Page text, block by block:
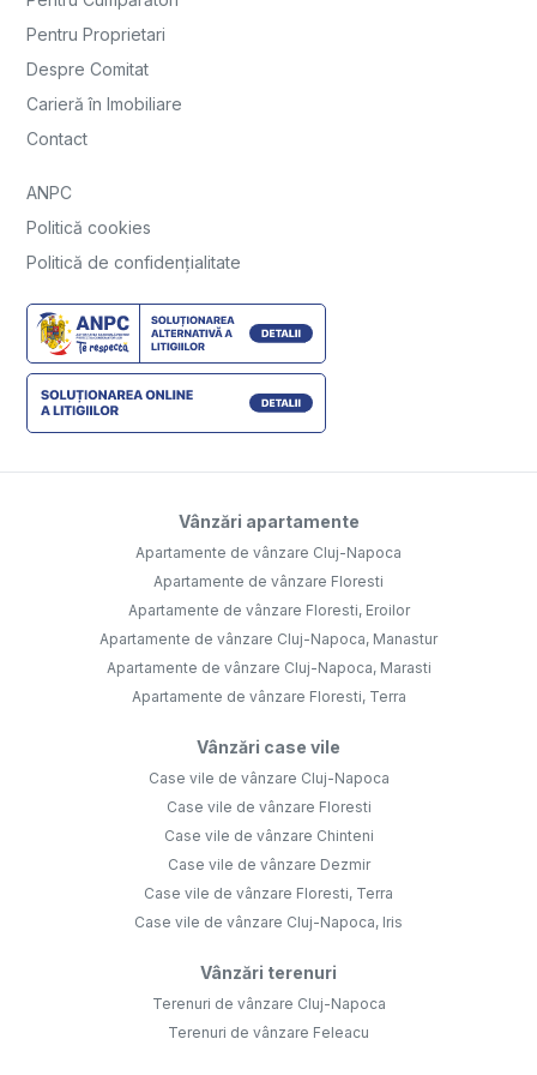
Pentru Proprietari
Despre Comitat
Carieră în Imobiliare
Contact
ANPC
Politică cookies
Politică de confidențialitate
Vânzări apartamente
Apartamente de vânzare Cluj-Napoca
Apartamente de vânzare Floresti
Apartamente de vânzare Floresti, Eroilor
Apartamente de vânzare Cluj-Napoca, Manastur
Apartamente de vânzare Cluj-Napoca, Marasti
Apartamente de vânzare Floresti, Terra
Vânzări case vile
Case vile de vânzare Cluj-Napoca
Case vile de vânzare Floresti
Case vile de vânzare Chinteni
Case vile de vânzare Dezmir
Case vile de vânzare Floresti, Terra
Case vile de vânzare Cluj-Napoca, Iris
Vânzări terenuri
Terenuri de vânzare Cluj-Napoca
Terenuri de vânzare Feleacu